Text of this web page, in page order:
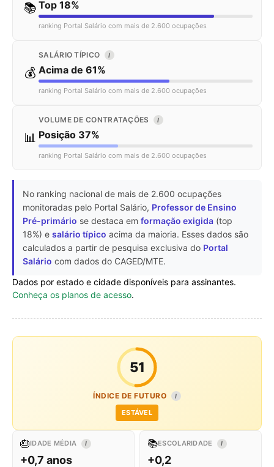
📚 Top 18%
ranking Portal Salário com mais de 2.600 ocupações
💰
SALÁRIO TÍPICO I
Acima de 61%
ranking Portal Salário com mais de 2.600 ocupações
📊
VOLUME DE CONTRATAÇÕES I
Posição 37%
ranking Portal Salário com mais de 2.600 ocupações
No ranking nacional de mais de 2.600 ocupações
monitoradas pelo Portal Salário, Professor de Ensino
Pré-primário se destaca em formação exigida (top
18%) e salário típico acima da maioria. Esses dados são
calculados a partir de pesquisa exclusiva do Portal
Salário com dados do CAGED/MTE.
Dados por estado e cidade disponíveis para assinantes.
Conheça os planos de acesso.
51
ÍNDICE DE FUTURO I
ESTÁVEL
🎂IDADE MÉDIA I
+0,7 anos
📚ESCOLARIDADE I
+0,2